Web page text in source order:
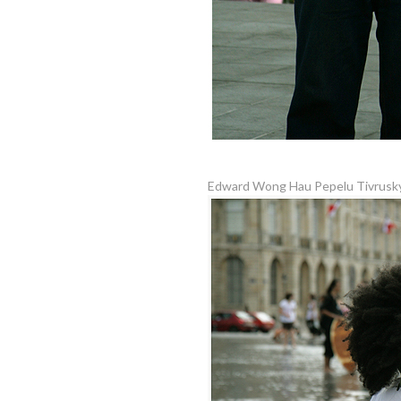
Edward Wong Hau Pepelu